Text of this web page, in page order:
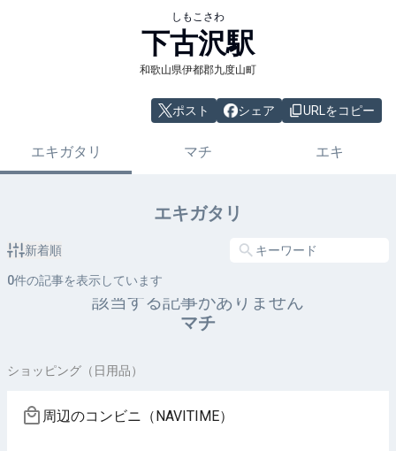
しもこさわ
下古沢駅
和歌山県伊都郡九度山町
ポスト シェア URLをコピー
エキガタリ マチ エキ
エキガタリ
新着順
0件の記事を表示しています
該当する記事がありません
マチ
ショッピング（日用品）
周辺のコンビニ（NAVITIME）